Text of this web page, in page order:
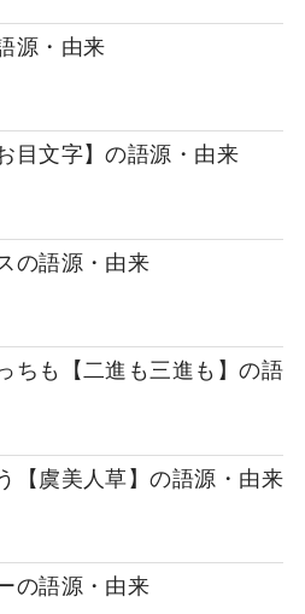
源・由来
目文字】の語源・由来
の語源・由来
ちも【二進も三進も】の語
【虞美人草】の語源・由来
の語源・由来